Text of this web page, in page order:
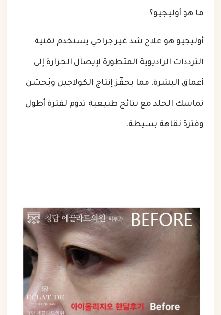
ما هو أوليجيو؟
أوليجيو هو علاج شد غير جراحي يستخدم تقنية
الترددات الراديوية المتطورة لإيصال الحرارة إلى
أعماق البشرة، مما يحفّز إنتاج الكولاجين ويُحسّن
تماسك الجلد مع نتائج طبيعية تدوم لفترة أطول
وفترة نقاهة بسيطة.